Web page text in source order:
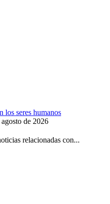
los seres humanos
de 2026
relacionadas con...